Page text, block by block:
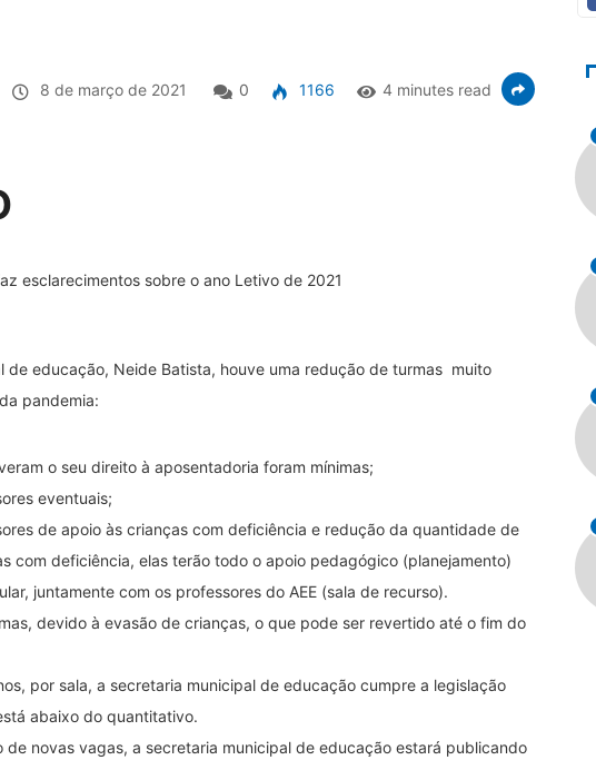
8 de março de 2021 0 1166 4 minutes read
esclarecimentos sobre o ano Letivo de 2021
de educação, Neide Batista, houve uma redução de turmas muito
pandemia:
o seu direito à aposentadoria foram mínimas;
eventuais;
de apoio às crianças com deficiência e redução da quantidade de
com deficiência, elas terão todo o apoio pedagógico (planejamento)
juntamente com os professores do AEE (sala de recurso).
devido à evasão de crianças, o que pode ser revertido até o fim do
por sala, a secretaria municipal de educação cumpre a legislação
abaixo do quantitativo.
de novas vagas, a secretaria municipal de educação estará publicando